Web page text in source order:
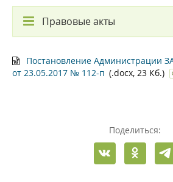
Правовые акты
Постановление Администрации
от 23.05.2017 № 112-п (.docx, 23 Кб.)
Поделиться: